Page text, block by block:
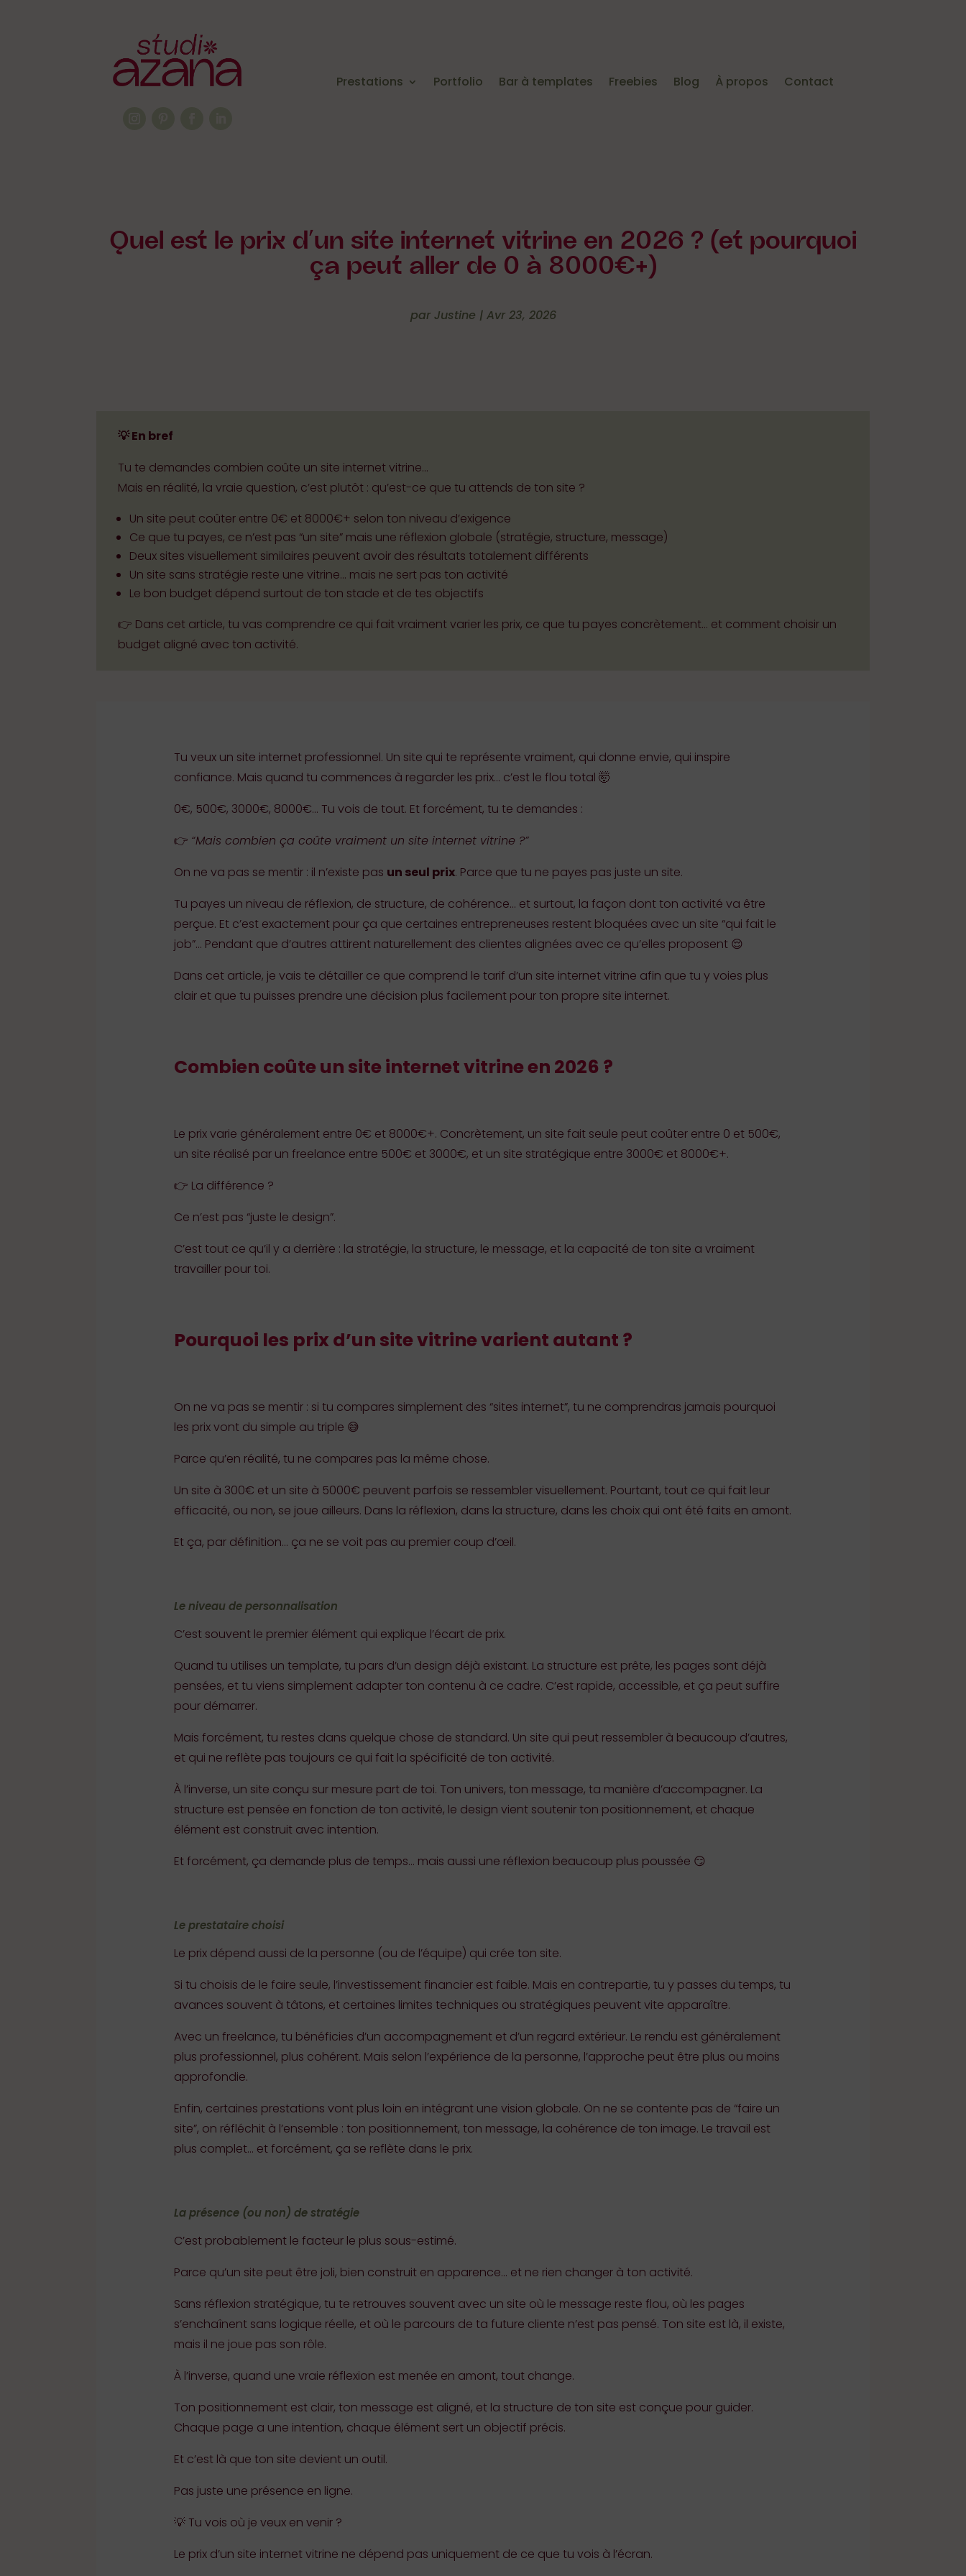
Prestations Portfolio Bar à templates Freebies Blog À propos Contact
Quel est le prix d’un site internet vitrine en 2026 ? (et pourquoi
ça peut aller de 0 à 8000€+)
par Justine | Avr 23, 2026
💡 En bref
Tu te demandes combien coûte un site internet vitrine…
Mais en réalité, la vraie question, c’est plutôt : qu’est-ce que tu attends de ton site ?
Un site peut coûter entre 0€ et 8000€+ selon ton niveau d’exigence
Ce que tu payes, ce n’est pas “un site” mais une réflexion globale (stratégie, structure, message)
Deux sites visuellement similaires peuvent avoir des résultats totalement différents
Un site sans stratégie reste une vitrine… mais ne sert pas ton activité
Le bon budget dépend surtout de ton stade et de tes objectifs
👉 Dans cet article, tu vas comprendre ce qui fait vraiment varier les prix, ce que tu payes concrètement… et comment choisir un
budget aligné avec ton activité.
Tu veux un site internet professionnel. Un site qui te représente vraiment, qui donne envie, qui inspire
confiance. Mais quand tu commences à regarder les prix… c’est le flou total 🤯
0€, 500€, 3000€, 8000€… Tu vois de tout. Et forcément, tu te demandes :
👉 “Mais combien ça coûte vraiment un site internet vitrine ?”
On ne va pas se mentir : il n’existe pas un seul prix. Parce que tu ne payes pas juste un site.
Tu payes un niveau de réflexion, de structure, de cohérence… et surtout, la façon dont ton activité va être
perçue. Et c’est exactement pour ça que certaines entrepreneuses restent bloquées avec un site “qui fait le
job”… Pendant que d’autres attirent naturellement des clientes alignées avec ce qu’elles proposent 😌
Dans cet article, je vais te détailler ce que comprend le tarif d’un site internet vitrine afin que tu y voies plus
clair et que tu puisses prendre une décision plus facilement pour ton propre site internet.
Combien coûte un site internet vitrine en 2026 ?
Le prix varie généralement entre 0€ et 8000€+. Concrètement, un site fait seule peut coûter entre 0 et 500€,
un site réalisé par un freelance entre 500€ et 3000€, et un site stratégique entre 3000€ et 8000€+.
👉 La différence ?
Ce n’est pas “juste le design”.
C’est tout ce qu’il y a derrière : la stratégie, la structure, le message, et la capacité de ton site a vraiment
travailler pour toi.
Pourquoi les prix d’un site vitrine varient autant ?
On ne va pas se mentir : si tu compares simplement des “sites internet”, tu ne comprendras jamais pourquoi
les prix vont du simple au triple 😅
Parce qu’en réalité, tu ne compares pas la même chose.
Un site à 300€ et un site à 5000€ peuvent parfois se ressembler visuellement. Pourtant, tout ce qui fait leur
efficacité, ou non, se joue ailleurs. Dans la réflexion, dans la structure, dans les choix qui ont été faits en amont.
Et ça, par définition… ça ne se voit pas au premier coup d’œil.
Le niveau de personnalisation
C’est souvent le premier élément qui explique l’écart de prix.
Quand tu utilises un template, tu pars d’un design déjà existant. La structure est prête, les pages sont déjà
pensées, et tu viens simplement adapter ton contenu à ce cadre. C’est rapide, accessible, et ça peut suffire
pour démarrer.
Mais forcément, tu restes dans quelque chose de standard. Un site qui peut ressembler à beaucoup d’autres,
et qui ne reflète pas toujours ce qui fait la spécificité de ton activité.
À l’inverse, un site conçu sur mesure part de toi. Ton univers, ton message, ta manière d’accompagner. La
structure est pensée en fonction de ton activité, le design vient soutenir ton positionnement, et chaque
élément est construit avec intention.
Et forcément, ça demande plus de temps… mais aussi une réflexion beaucoup plus poussée 😏
Le prestataire choisi
Le prix dépend aussi de la personne (ou de l’équipe) qui crée ton site.
Si tu choisis de le faire seule, l’investissement financier est faible. Mais en contrepartie, tu y passes du temps, tu
avances souvent à tâtons, et certaines limites techniques ou stratégiques peuvent vite apparaître.
Avec un freelance, tu bénéficies d’un accompagnement et d’un regard extérieur. Le rendu est généralement
plus professionnel, plus cohérent. Mais selon l’expérience de la personne, l’approche peut être plus ou moins
approfondie.
Enfin, certaines prestations vont plus loin en intégrant une vision globale. On ne se contente pas de “faire un
site”, on réfléchit à l’ensemble : ton positionnement, ton message, la cohérence de ton image. Le travail est
plus complet… et forcément, ça se reflète dans le prix.
La présence (ou non) de stratégie
C’est probablement le facteur le plus sous-estimé.
Parce qu’un site peut être joli, bien construit en apparence… et ne rien changer à ton activité.
Sans réflexion stratégique, tu te retrouves souvent avec un site où le message reste flou, où les pages
s’enchaînent sans logique réelle, et où le parcours de ta future cliente n’est pas pensé. Ton site est là, il existe,
mais il ne joue pas son rôle.
À l’inverse, quand une vraie réflexion est menée en amont, tout change.
Ton positionnement est clair, ton message est aligné, et la structure de ton site est conçue pour guider.
Chaque page a une intention, chaque élément sert un objectif précis.
Et c’est là que ton site devient un outil.
Pas juste une présence en ligne.
💡 Tu vois où je veux en venir ?
Le prix d’un site internet vitrine ne dépend pas uniquement de ce que tu vois à l’écran.